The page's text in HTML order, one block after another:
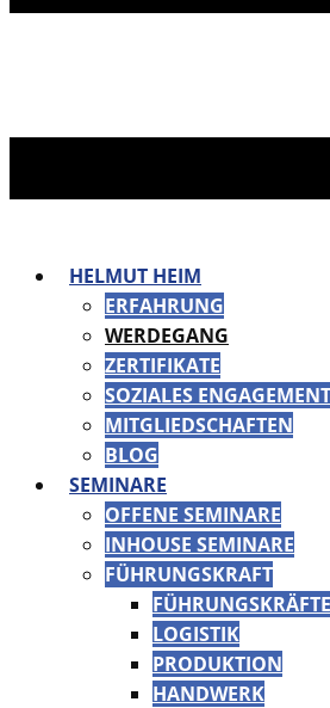
HELMUT HEIM
ERFAHRUNG
WERDEGANG
ZERTIFIKATE
SOZIALES ENGAGEMENT
MITGLIEDSCHAFTEN
BLOG
SEMINARE
OFFENE SEMINARE
INHOUSE SEMINARE
FÜHRUNGSKRAFT
LOGISTIK
PRODUKTION
HANDWERK